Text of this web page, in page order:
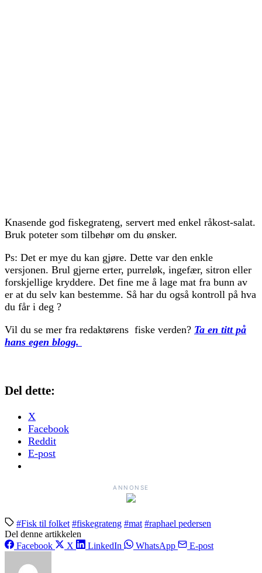
Knasende god fiskegrateng, servert med enkel råkost-salat.
Bruk poteter som tilbehør om du ønsker.
Ps: Det er mye du kan gjøre. Dette var den enkle
versjonen. Brul gjerne erter, purreløk, ingefær, sitron eller
forskjellige kryddere. Det fine me å lage mat fra bunn av
er at du selv kan bestemme. Så har du også kontroll på hva
du får i deg ?
Vil du se mer fra redaktørens fiske verden? Ta en titt på
hans egen blogg.
Del dette:
X
Facebook
Reddit
E-post
ANNONSE
#Fisk til folket #fiskegrateng #mat #raphael pedersen
Del denne artikkelen
Facebook
X LinkedIn WhatsApp E-post